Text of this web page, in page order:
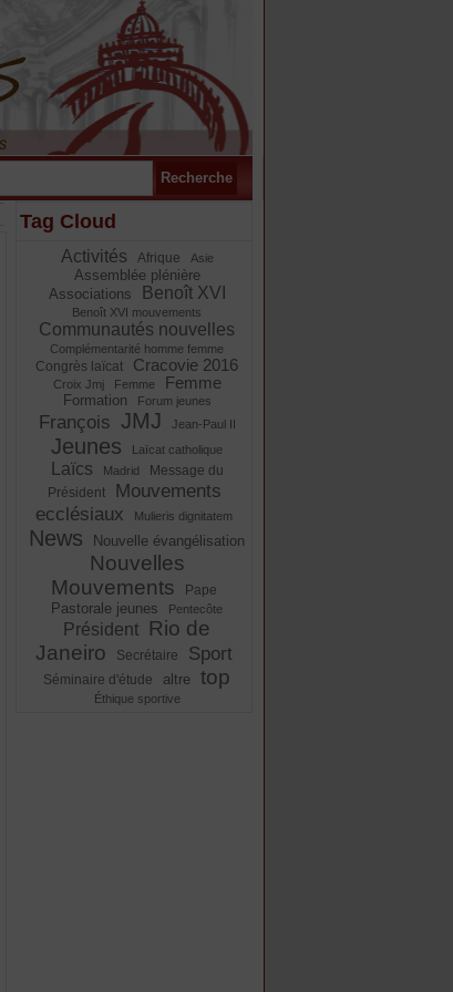
Tag Cloud
Activités Afrique Asie
Assemblée plénière
Associations
Benoît XVI
Benoît XVI mouvements
Communautés nouvelles
Complémentarité homme femme
Congrès laïcat Cracovie 2016
Croix Jmj Femme Femme
Formation Forum jeunes
François JMJ Jean-Paul II
Jeunes Laïcat catholique
Laïcs Madrid
Message du
Président
Mouvements
ecclésiaux
Mulieris dignitatem
News Nouvelle évangélisation
Nouvelles
Mouvements
Pape
Pastorale jeunes Pentecôte
Président
Rio de
Janeiro
Secrétaire Sport
Séminaire d'étude altre top
Éthique sportive